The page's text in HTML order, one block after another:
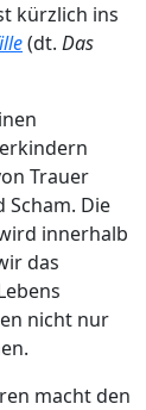
kürzlich ins
(dt. Das
Trauer
Scham. Die
innerhalb
das
nicht nur
macht den